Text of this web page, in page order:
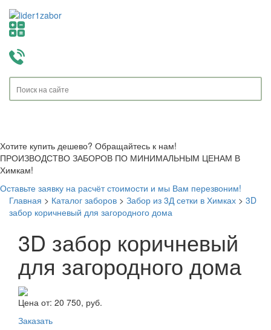
Хотите купить дешево? Обращайтесь к нам!
ПРОИЗВОДСТВО ЗАБОРОВ ПО МИНИМАЛЬНЫМ ЦЕНАМ В
Химкам!
Оставьте заявку на расчёт стоимости и мы Вам перезвоним!
Главная > Каталог заборов > Забор из 3Д сетки в Химках > 3D
забор коричневый для загородного дома
3D забор коричневый
для загородного дома
Цена от: 20 750, руб.
Заказать